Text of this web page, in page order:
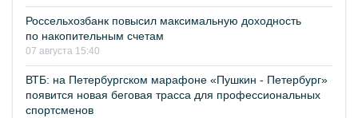
Россельхозбанк повысил максимальную доходность
по накопительным счетам
07 августа 15:40
ВТБ: на Петербургском марафоне «Пушкин - Петербург»
появится новая беговая трасса для профессиональных
спортсменов